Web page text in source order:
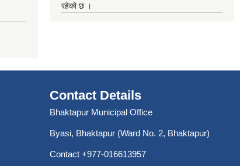
रहेको छ ।
Contact Details
Bhaktapur Municipal Office
Byasi, Bhaktapur (Ward No. 2, Bhaktapur)
Contact +977-016613957